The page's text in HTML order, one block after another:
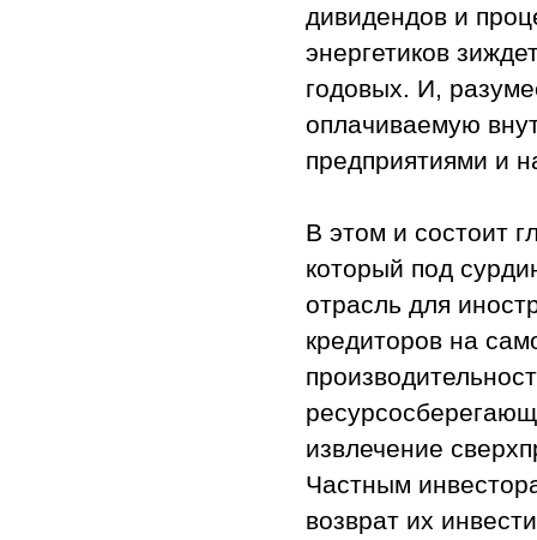
дивидендов и
энергетиков
годовых. И,
оплачиваемую
предприятиями и
В этом и состоит
который под
отрасль для
кредиторов на
извлечение
Частным
возврат их